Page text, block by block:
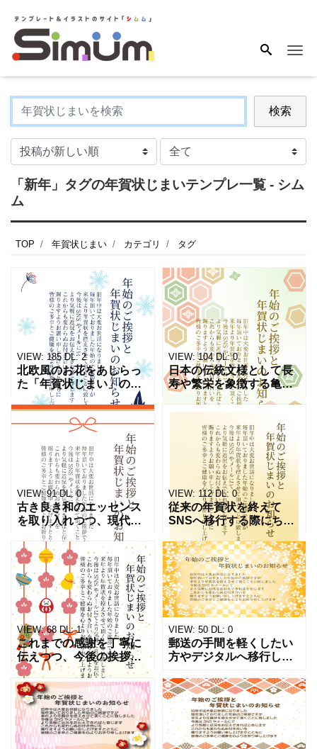
検索
「新年」タグの年賀状じまいテンプレ一覧 - シム
ム
TOP 年賀状じまい カテゴリ タグ
VIEW: 185 DL: 2
北欧風のお花をあしらっ
た「年賀状じまい」の無
料テンプレートです。手
描き風で温かみのある落
ち着いた雰囲気に仕上が
っています。 これからは
SNSやオンラインで気軽
VIEW: 104 DL: 0
日本の伝統文様として長
寿や繁栄を象徴する亀甲
模様を取り入れた「年賀
状じまい」の無料テンプ
レートです。端正に並ぶ
六角形のパターンが上質
な和の雰囲気を醸し出
し、感謝
VIEW: 91 DL: 0
古き良き和のエッセンス
を取り入れつつ、現代の
挨拶スタイルに寄り添っ
た「年賀状じまい」の無
料テンプレートです。
SNSへの移行を落ち着い
た雰囲気でお知らせでき
ます。
VIEW: 112 DL: 0
従来の年賀状を終えて
SNSへ移行する際にちょ
うど良い「年賀状じま
い」の無料テンプレート
です。理由説明もやわら
かく、受け取る相手に安
心感を与える内容となっ
ています
VIEW: 68 DL: 1
これまでの感謝を丁寧に
伝えつつ、今後の挨拶を
SNS中心へ移したい方に
ぴったりの「年賀状じま
い」の無料テンプレート
を公開しています。羽子
板、独楽、ダルマ、瓢箪
とい
VIEW: 50 DL: 0
郵送の手間を軽くしたい
方やデジタルへ移行した
まい」の無料テンプレー
トです。SNS挨拶へ切り
替える案内を穏やかに伝
え、読み手も安心できる
文章